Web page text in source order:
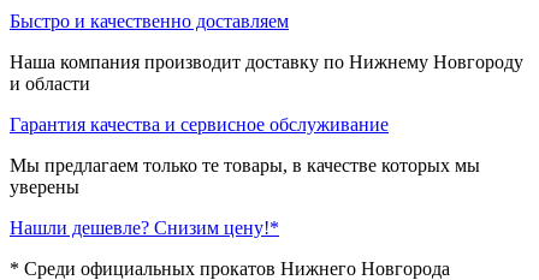
Быстро и качественно доставляем
Наша компания производит доставку по Нижнему Новгороду
и области
Гарантия качества и сервисное обслуживание
Мы предлагаем только те товары, в качестве которых мы
уверены
Нашли дешевле? Снизим цену!*
* Среди официальных прокатов Нижнего Новгорода